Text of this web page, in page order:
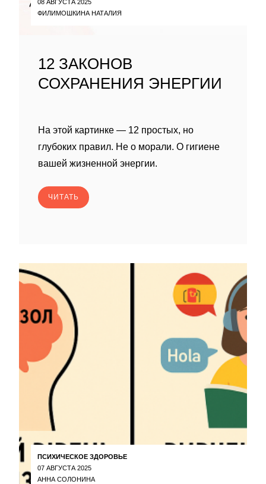
08 АВГУСТА 2025
ФИЛИМОШКИНА НАТАЛИЯ
12 ЗАКОНОВ
СОХРАНЕНИЯ ЭНЕРГИИ
На этой картинке — 12 простых, но
глубоких правил. Не о морали. О гигиене
вашей жизненной энергии.
ЧИТАТЬ
ПСИХИЧЕСКОЕ ЗДОРОВЬЕ
07 АВГУСТА 2025
АННА СОЛОНИНА